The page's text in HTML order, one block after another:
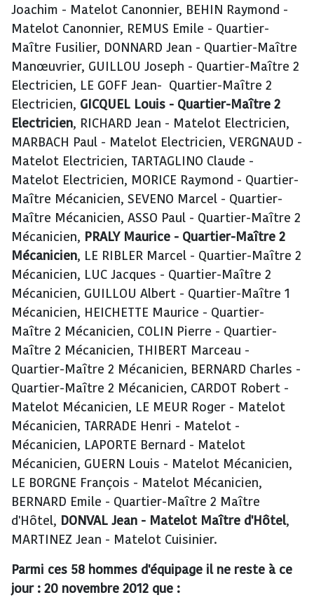
Joachim - Matelot Canonnier, BEHIN Raymond -
Matelot Canonnier, REMUS Emile - Quartier-
Maître Fusilier, DONNARD Jean - Quartier-Maître
Manœuvrier, GUILLOU Joseph - Quartier-Maître 2
Electricien, LE GOFF Jean- Quartier-Maître 2
Electricien, GICQUEL Louis - Quartier-Maître 2
Electricien, RICHARD Jean - Matelot Electricien,
MARBACH Paul - Matelot Electricien, VERGNAUD -
Matelot Electricien, TARTAGLINO Claude -
Matelot Electricien, MORICE Raymond - Quartier-
Maître Mécanicien, SEVENO Marcel - Quartier-
Maître Mécanicien, ASSO Paul - Quartier-Maître 2
Mécanicien, PRALY Maurice - Quartier-Maître 2
Mécanicien, LE RIBLER Marcel - Quartier-Maître 2
Mécanicien, LUC Jacques - Quartier-Maître 2
Mécanicien, GUILLOU Albert - Quartier-Maître 1
Mécanicien, HEICHETTE Maurice - Quartier-
Maître 2 Mécanicien, COLIN Pierre - Quartier-
Maître 2 Mécanicien, THIBERT Marceau -
Quartier-Maître 2 Mécanicien, BERNARD Charles -
Quartier-Maître 2 Mécanicien, CARDOT Robert -
Matelot Mécanicien, LE MEUR Roger - Matelot
Mécanicien, TARRADE Henri - Matelot -
Mécanicien, LAPORTE Bernard - Matelot
Mécanicien, GUERN Louis - Matelot Mécanicien,
LE BORGNE François - Matelot Mécanicien,
BERNARD Emile - Quartier-Maître 2 Maître
d'Hôtel, DONVAL Jean - Matelot Maître d'Hôtel,
MARTINEZ Jean - Matelot Cuisinier.
Parmi ces 58 hommes d'équipage il ne reste à ce
jour : 20 novembre 2012 que :